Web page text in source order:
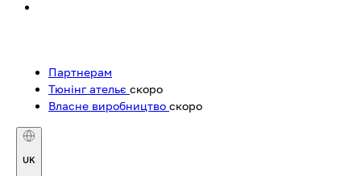
Партнерам
Тюнінг ательє скоро
Власне виробництво скоро
UK